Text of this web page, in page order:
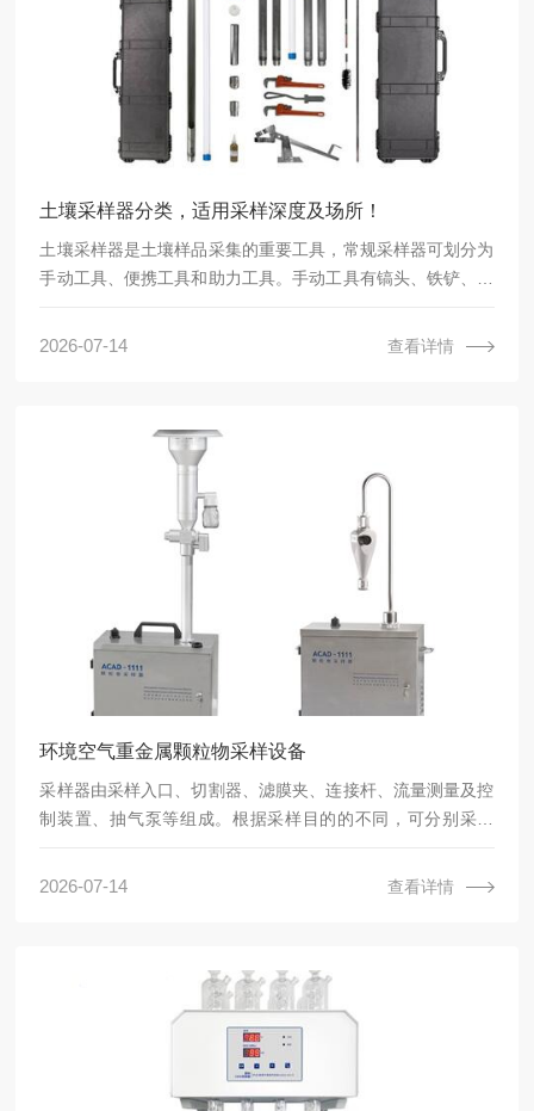
土壤采样器分类，适用采样深度及场所！
土壤采样器是土壤样品采集的重要工具，常规采样器可划分为
手动工具、便携工具和助力工具。手动工具有镐头、铁铲、铁
和土壤剖面采样器；助力工具有机械土钻等。
2026-07-14 查看详情
环境空气重金属颗粒物采样设备
采样器由采样入口、切割器、滤膜夹、连接杆、流量测量及控
制装置、抽气泵等组成。根据采样目的的不同，可分别采用
量采样器采集不同粒径的颗粒物。环境空气重金属颗粒物采样
2026-07-14 查看详情